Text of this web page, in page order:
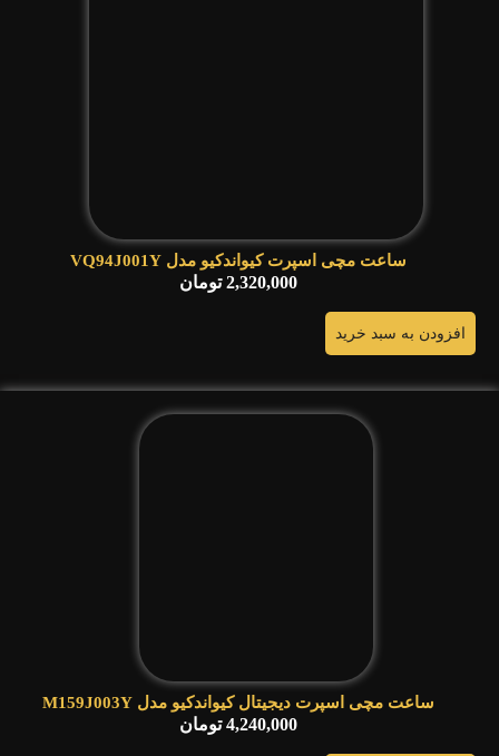
ساعت مچی اسپرت کیواندکیو مدل VQ94J001Y
2,320,000 تومان
افزودن به سبد خرید
ساعت مچی اسپرت دیجیتال کیواندکیو مدل M159J003Y
4,240,000 تومان